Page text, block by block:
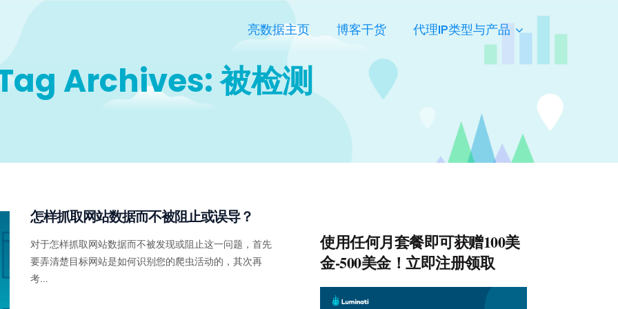
亮数据主页 博客干货 代理IP类型与产品
Archives: 被检测
怎样抓取网站数据而不被阻止或误导？
对于怎样抓取网站数据而不被发现或阻止这一问题，首先
要弄清楚目标网站是如何识别您的爬虫活动的，其次再
考...
使用任何月套餐即可获赠100美
金-500美金！立即注册领取